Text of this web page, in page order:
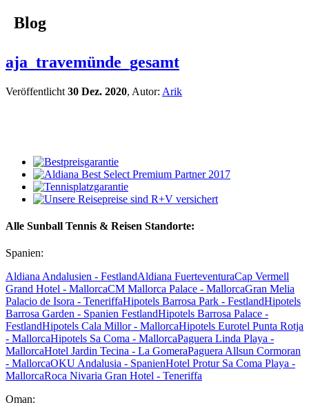
Blog
aja_travemünde_gesamt
Veröffentlicht 30 Dez. 2020, Autor: Arik
Alle Sunball Tennis & Reisen Standorte:
Spanien:
Aldiana Andalusien - FestlandAldiana FuerteventuraCap Vermell
Grand Hotel - MallorcaCM Mallorca Palace - MallorcaGran Melia
Palacio de Isora - TeneriffaHipotels Barrosa Park - FestlandHipotels
Barrosa Garden - Spanien FestlandHipotels Barrosa Palace -
FestlandHipotels Cala Millor - MallorcaHipotels Eurotel Punta Rotja
- MallorcaHipotels Sa Coma - MallorcaPaguera Linda Playa -
MallorcaHotel Jardin Tecina - La GomeraPaguera Allsun Cormoran
- MallorcaOKU Andalusia - SpanienHotel Protur Sa Coma Playa -
MallorcaRoca Nivaria Gran Hotel - Teneriffa
Oman: